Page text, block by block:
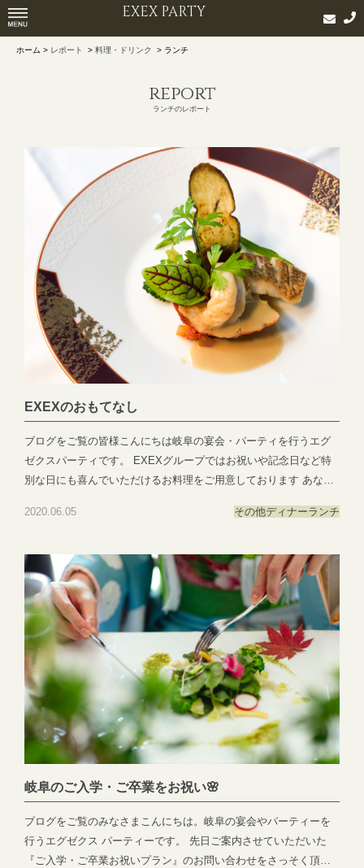
EXEX PARTY
ホーム > レポート > 料理・ドリンク > ランチ
report
ランチのレポート
EXEXのおもてなし
ブログをご覧の皆様こんにちは岐阜の宴会・パーティを行うエグ
ゼクスパーティです。 EXEXグループではお祝いや記念日など特
別な日にも喜んでいただけるお料理をご用意しております あなた
れは致しましたが、まだ不安な方も多くいらっしゃるかと思いま
のでぜひご安心してご利用いただければと思います。 そして、専
属のプランナーがつきますのでお祝いの席がさらに華やかになる
ようさまざまなご提案をさせていただきます ぜひお気軽にご相談
くださいま
せ。 ●―○―●―○―●―○―●―○―●―○―●―○―●―○―●EXEX
PARTYではEXEX GARDEN・EXEX SUITES・EXEX SQUAREの
3つの結婚式場で叶う自由自在なパーティーをご提案お問い合わせ
やご予約は下記よりお気軽にご連絡くださいませ 営業時間：
11:00〜19:00 (パーティーは22:00まで)定休日：水曜日(祝日は営
業)T E L ：058-214-2066(宴会直通) ～住所一覧～エグゼクススウ
ィーツ：岐阜県岐阜市玉森町1-1エグゼクスガーデン：岐阜県岐阜
お問い合わせhttps://exexparty.jp/contact/▼各会場へのアクセス
●―○―●―○―●―○―●―○―●―○―●―○―●―○―●
2020.06.05 その他ディナーランチ
岐阜のご入学・ご卒業をお祝い🌸
ブログをご覧のみなさまこんにちは。岐阜の宴会やパーティーを
行うエグゼクス パーティーです。 先日ご案内させていただいた
『ご入学・ご卒業お祝いプラン』のお問い合わせをさっそく頂き